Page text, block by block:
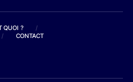
QUOI ?
/
/ CONTACT